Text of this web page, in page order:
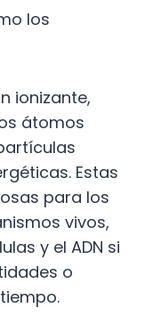
los
ionizante,
átomos
Estas
para los
vivos,
y el ADN si
o